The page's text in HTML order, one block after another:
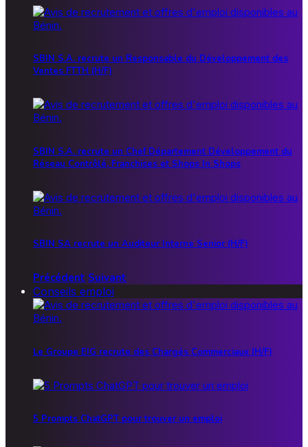
SBIN S.A. recrute un Responsable du Développement des
Ventes FTTH (H/F)
SBIN S.A. recrute un Chef Département Développement du
Réseau Contrôlé, Franchises et Shops In Shops
SBIN SA recrute un Auditeur Interne Senior (H/F)
Précédent Suivant
Conseils emploi
Le Groupe EIG recrute des Chargés Commerciaux (H/F)
5 Prompts ChatGPT pour trouver un emploi